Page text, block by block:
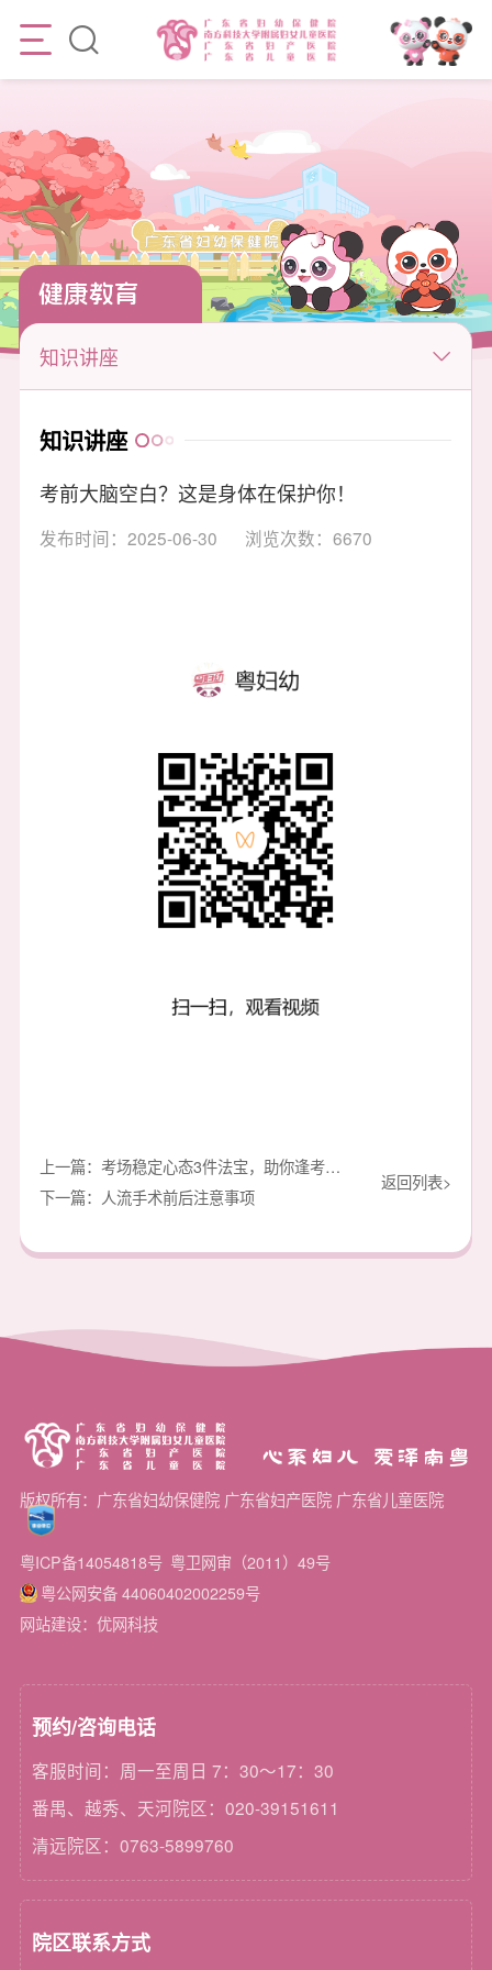
知识讲座
健康教育
知识讲座
考前大脑空白？这是身体在保护你！
发布时间：2025-06-30 浏览次数：6670
上一篇：考场稳定心态3件法宝，助你逢考必过
下一篇：人流手术前后注意事项
返回列表>
心系妇儿 爱泽南粤
版权所有：广东省妇幼保健院 广东省妇产医院 广东省儿童医院
粤ICP备14054818号 粤卫网审（2011）49号
粤公网安备 44060402002259号
网站建设：优网科技
预约/咨询电话
客服时间：周一至周日 7：30～17：30
番禺、越秀、天河院区：020-39151611
清远院区：0763-5899760
院区联系方式